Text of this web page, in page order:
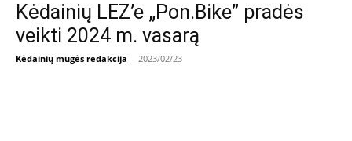
Kėdainių LEZ’e „Pon.Bike” pradės
veikti 2024 m. vasarą
Kėdainių mugės redakcija - 2023/02/23